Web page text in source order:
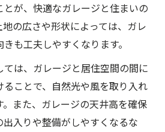
とが、快適なガレージと住まいの
の広さや形状によっては、ガレ
も工夫しやすくなります。
は、ガレージと居住空間の間に
ことで、自然光や風を取り入れ
また、ガレージの天井高を確保
入りや整備がしやすくなるな